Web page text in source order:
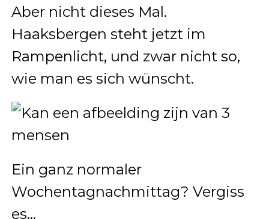
Aber nicht dieses Mal.
Haaksbergen steht jetzt im
Rampenlicht, und zwar nicht so,
wie man es sich wünscht.
Ein ganz normaler
Wochentagnachmittag? Vergiss
es…